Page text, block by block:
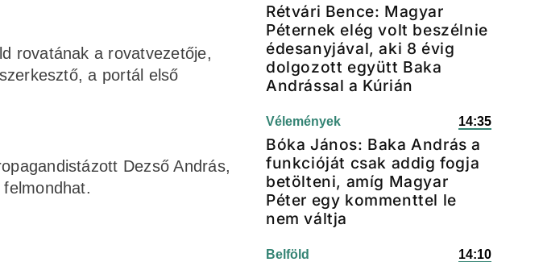
rovatának a rovatvezetője,
a portál első
Dezső András,
Rétvári Bence: Magyar
Péternek elég volt beszélnie
édesanyjával, aki 8 évig
dolgozott együtt Baka
Andrással a Kúrián
Vélemények 14:35
Bóka János: Baka András a
funkcióját csak addig fogja
betölteni, amíg Magyar
Péter egy kommenttel le
nem váltja
Belföld 14:10